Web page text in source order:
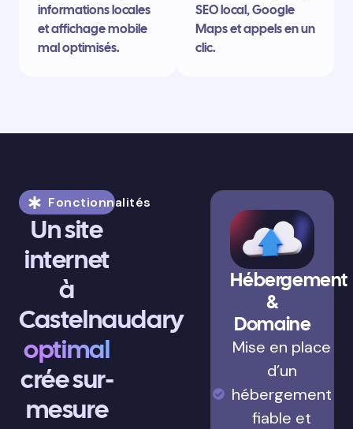
informations locales
et affichage mobile
mal optimisés.
SEO local, Google
Maps et appels en un
clic.
Fonctionnalités
Un site
internet
à
Castelnaudary
optimal
crée sur-
mesure
Hébergement
&
Domaine
Mise en place
d’un
hébergement
fiable et